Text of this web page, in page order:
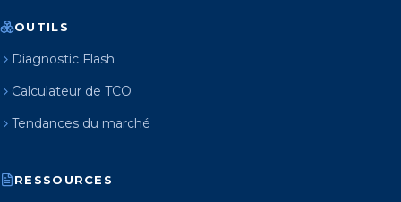
OUTILS
Diagnostic Flash
Calculateur de TCO
Tendances du marché
RESSOURCES